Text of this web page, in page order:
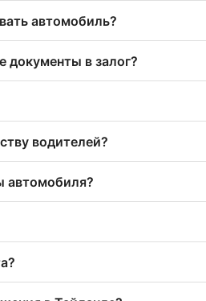
автомобиль?
документы в залог?
водителей?
автомобиля?